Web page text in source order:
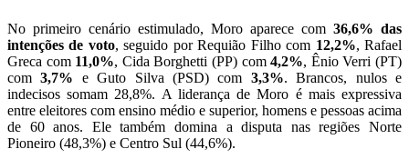
No primeiro cenário estimulado, Moro aparece com 36,6% das
intenções de voto, seguido por Requião Filho com 12,2%, Rafael
Greca com 11,0%, Cida Borghetti (PP) com4,2%, Ênio Verri (PT)
com3,7% e Guto Silva (PSD) com 3,3%. Brancos, nulos e
indecisos somam 28,8%. A liderança de Moro é mais expressiva
entre eleitores com ensino médio e superior, homens e pessoas acima
de 60 anos. Ele também domina a disputa nas regiões Norte
Pioneiro (48,3%) e Centro Sul (44,6%).